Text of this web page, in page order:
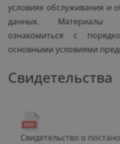
условиях обслуживания и
данных. Материалы
ознакомиться с
основными условиями
Свидетельства
Свидетельство о